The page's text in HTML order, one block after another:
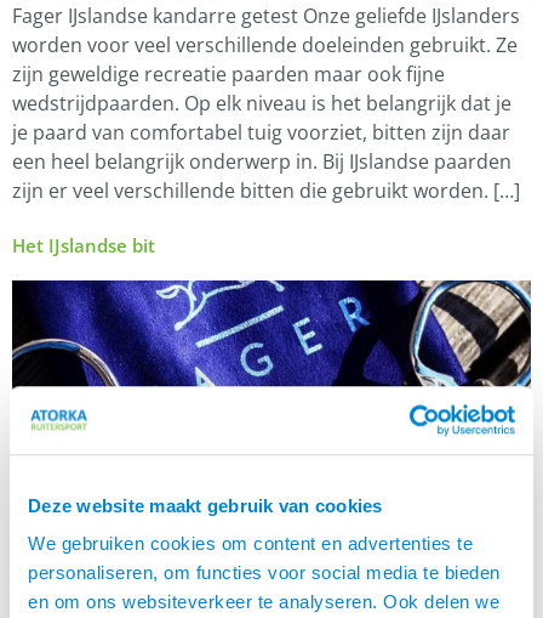
Deze website maakt gebruik van cookies
We gebruiken cookies om content en advertenties te
personaliseren, om functies voor social media te bieden
en om ons websiteverkeer te analyseren. Ook delen we
Fager IJslandse kandarre getest Onze geliefde IJslanders
worden voor veel verschillende doeleinden gebruikt. Ze
zijn geweldige recreatie paarden maar ook fijne
wedstrijdpaarden. Op elk niveau is het belangrijk dat je
je paard van comfortabel tuig voorziet, bitten zijn daar
een heel belangrijk onderwerp in. Bij IJslandse paarden
zijn er veel verschillende bitten die gebruikt worden. […]
Het IJslandse bit